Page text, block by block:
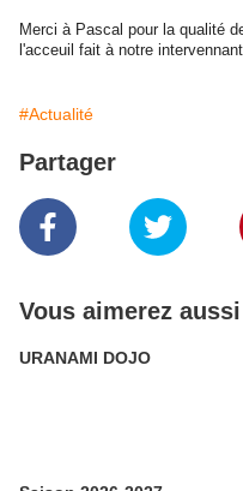
Merci à Pascal pour la qualité
l'acceuil fait à notre
#Actualité
Partager
Vous aimerez aussi
URANAMI DOJO